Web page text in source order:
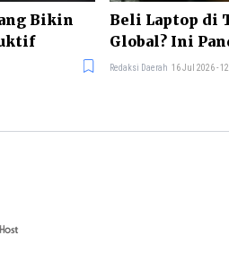
Bikin
Beli Laptop di
Global? Ini
Redaksi Daerah 16 Jul 2026 -